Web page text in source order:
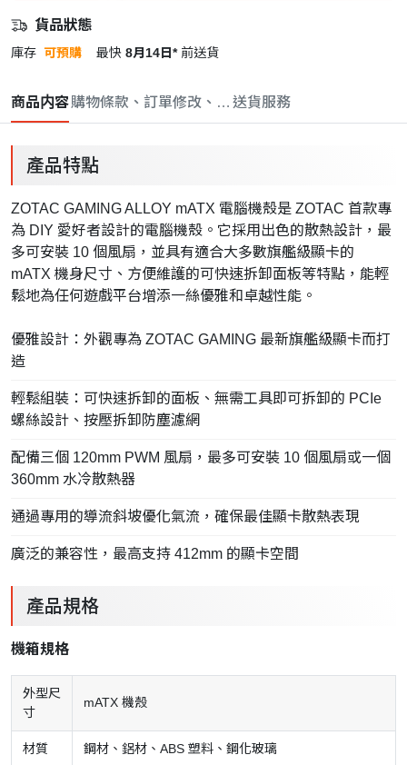
貨品狀態
庫存 可預購 最快 8月14日* 前送貨
商品内容購物條款、訂單修改、取消與退款政策
送貨服務
產品特點
ZOTAC GAMING ALLOY mATX 電腦機殼是 ZOTAC 首款專
為 DIY 愛好者設計的電腦機殼。它採用出色的散熱設計，最
多可安裝 10 個風扇，並具有適合大多數旗艦級顯卡的
mATX 機身尺寸、方便維護的可快速拆卸面板等特點，能輕
鬆地為任何遊戲平台增添一絲優雅和卓越性能。
優雅設計：外觀專為 ZOTAC GAMING 最新旗艦級顯卡而打
造
輕鬆組裝：可快速拆卸的面板、無需工具即可拆卸的 PCIe
螺絲設計、按壓拆卸防塵濾網
配備三個 120mm PWM 風扇，最多可安裝 10 個風扇或一個
360mm 水冷散熱器
通過專用的導流斜坡優化氣流，確保最佳顯卡散熱表現
廣泛的兼容性，最高支持 412mm 的顯卡空間
產品規格
機箱規格
外型尺
寸
mATX 機殼
材質 鋼材、鋁材、ABS 塑料、鋼化玻璃